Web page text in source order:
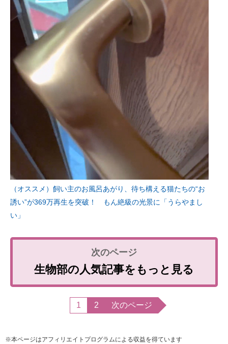
（オススメ）飼い主のお風呂あがり、待ち構える猫たちの“お
誘い”が369万再生を突破！ もん絶級の光景に「うらやまし
い」
生物部の人気記事をもっと見る
1 2 次のページ
※本ページはアフィリエイトプログラムによる収益を得ています